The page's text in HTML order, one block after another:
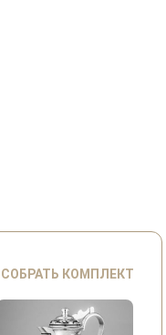
СОБРАТЬ КОМПЛЕКТ